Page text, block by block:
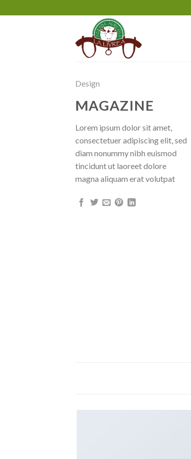
ai
Design
MAGAZINE
Lorem ipsum dolor sit amet,
consectetuer adipiscing elit, sed
diam nonummy nibh euismod
tincidunt ut laoreet dolore
magna aliquam erat volutpat